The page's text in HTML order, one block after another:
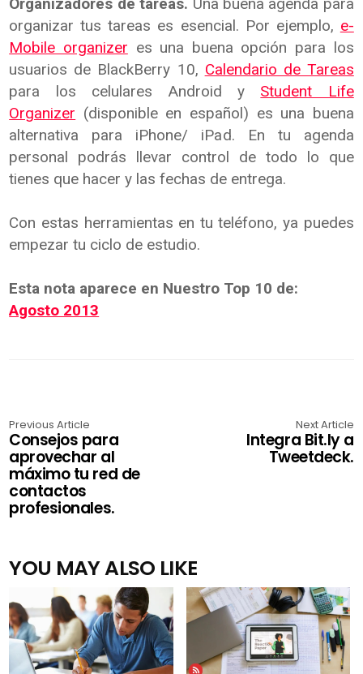
organizar tus tareas es esencial. Por ejemplo, e-
Mobile organizer es una buena opción para los
usuarios de BlackBerry 10, Calendario de Tareas
para los celulares Android y Student Life
Organizer (disponible en español) es una buena
alternativa para iPhone/ iPad. En tu agenda
personal podrás llevar control de todo lo que
tienes que hacer y las fechas de entrega.
Con estas herramientas en tu teléfono, ya puedes
empezar tu ciclo de estudio.
Esta nota aparece en Nuestro Top 10 de:
Agosto 2013
Previous Article
Consejos para
aprovechar al
máximo tu red de
contactos
profesionales.
Next Article
Integra Bit.ly a
Tweetdeck.
YOU MAY ALSO LIKE